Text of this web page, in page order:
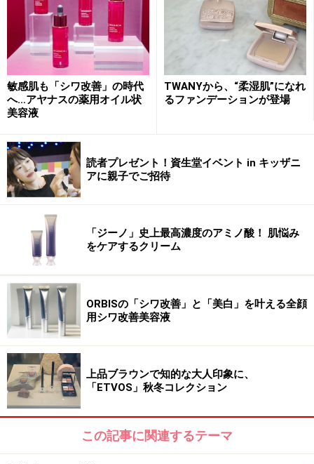
敏感肌も「シワ改善」の時代
へ…アヤナスの薬用オイル状
美容液
TWANYから、“柔湿肌”になれ
るファンデーションが登場
読者プレゼント！資生堂イベント in キッザニ
アに親子でご招待
「ジーノ」史上最高濃度のアミノ酸！ 肌悩み
をケアするクリーム
ORBISの「シワ改善」と「美白」を叶える全顔
用シワ改善美容液
上品ブラウンで知的な大人印象に、
「ETVOS」秋冬コレクション
この記事に関連するテーマ